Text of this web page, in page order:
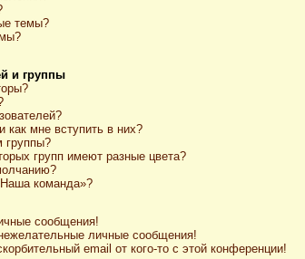
темы?
и группы
как мне вступить в них?
группы?
групп имеют разные цвета?
команда»?
сообщения!
личные сообщения!
email от кого-то с этой конференции!